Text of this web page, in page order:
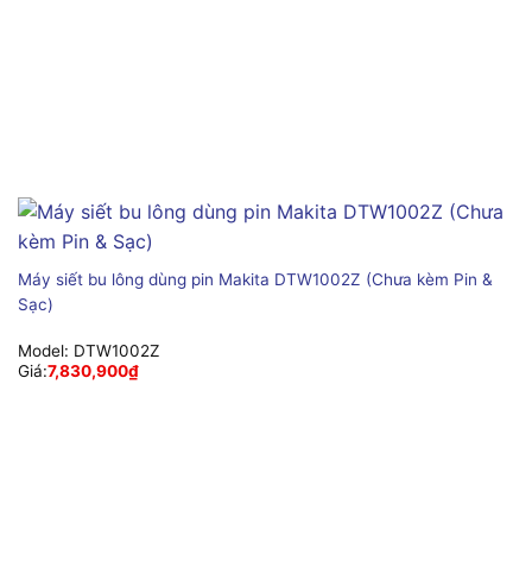
Máy siết bu lông dùng pin Makita DTW1002Z (Chưa kèm Pin &
Sạc)
Model: DTW1002Z
Giá:7,830,900₫